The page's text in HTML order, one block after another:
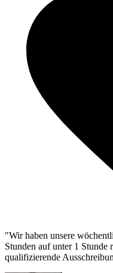
"Wir haben unsere
Stunden auf unter 1 Stunde
qualifizierende